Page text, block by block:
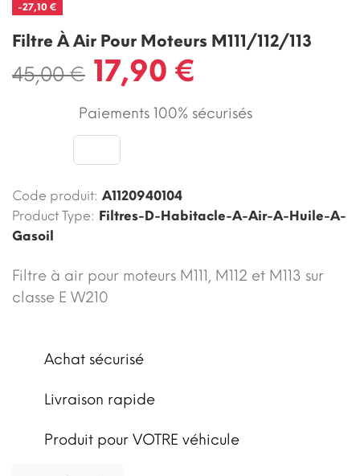
-27,10 €
Filtre À Air Pour Moteurs M111/112/113
45,00 € 17,90 €
Paiements 100% sécurisés
Code produit: A1120940104
Product Type: Filtres-D-Habitacle-A-Air-A-Huile-A-
Gasoil
Filtre à air pour moteurs M111, M112 et M113 sur
classe E W210
Achat sécurisé
Livraison rapide
Produit pour VOTRE véhicule